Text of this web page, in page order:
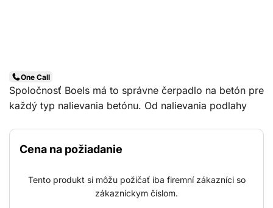
One Call
Spoločnosť Boels má to správne čerpadlo na betón pre
každý typ nalievania betónu. Od nalievania podlahy
vám radi poradíme so správnym čerpadlom betónu pre
túto úlohu. Skúsení strojári poskytnú pomoc na mieste,
problémov.
Cena na požiadanie
Tento produkt si môžu požičať iba firemní zákazníci so
zákazníckym číslom.